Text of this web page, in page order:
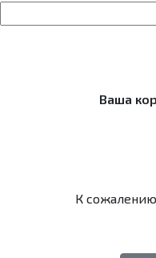
Ваша
К